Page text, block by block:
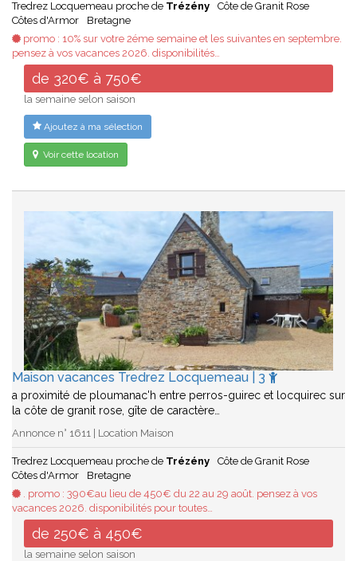
Tredrez Locquemeau proche de Trézény
Côte de Granit Rose
Côtes d'Armor
Bretagne
promo : 10% sur votre 2éme semaine et les suivantes en septembre.
pensez à vos vacances 2026. disponibilités…
de 320€ à 750€
la semaine selon saison
Ajoutez à ma sélection
Voir cette location
Maison vacances Tredrez Locquemeau | 3
a proximité de ploumanac'h entre perros-guirec et locquirec sur
la côte de granit rose, gîte de caractère…
Annonce n° 1611 | Location Maison
Tredrez Locquemeau proche de Trézény
Côte de Granit Rose
Côtes d'Armor
Bretagne
. promo : 390€au lieu de 450€ du 22 au 29 août. pensez à vos
vacances 2026. disponibilités pour toutes…
de 250€ à 450€
la semaine selon saison